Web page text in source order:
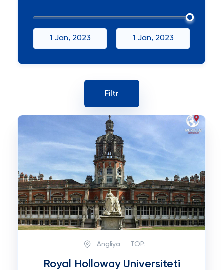
1 Jan, 2023 1 Jan, 2023
Angliya TOP:
Royal Holloway Universiteti